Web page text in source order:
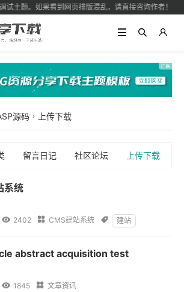
主题。如果看到网页排版混乱，请直接咨询作者！
源码  上传下载
留言日记 社区论坛 上传下载
系统
 2402  CMS建站系统  建站
abstract acquisition test
 1845  文章资讯